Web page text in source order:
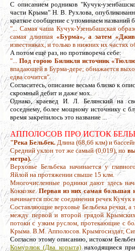
С описанием родников "Кучук-
части Крыма" Н. В. Рухлова,
краткое сообщение с упоминаем названий
"... Самая чаша Кучук-Узеньбашская
самая длинная«Бурма», a затем
известняках, и только в нижних их частях
А потом ещё раз, но противореча себе:
"...Под горою Биликля источник
впадающей в Бурма-дере; обнажается
едва сочится".
Согласитесь, описание весьма близко к
скромный дебит и даже мох.
Однако, краевед И. Л. Белянский на
соседнему, более мощному источнику с
время закрепилось это название ...
АППОЛОСОВ ПРО ИСТОК
"Река Бельбек. Длина (68,66 клм) и
Средний уклон тот же самый (0,019), но
метра).
Верховье Бельбека начинается у
Яйлой на протяжении свыше 15 клм.
Многочисленные родники дают здесь
Коккозке.Первая из них самая большая
начинается после соединения речек
Составляющие верховье Бельбека речки,
между первой и второй грядой
потоки с узким руслом, протекающие с
Крыма. В.М. Апполосов. Крымгосиздат,
Согласно этому описанию, истоком
Комурлюк (Два корыта)находящиеся